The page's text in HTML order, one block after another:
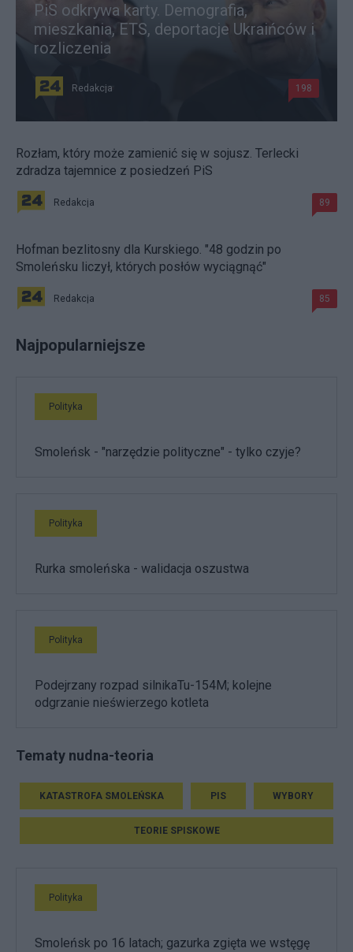
PiS odkrywa karty. Demografia,
mieszkania, ETS, deportacje Ukraińców i
rozliczenia
Redakcja 198
Rozłam, który może zamienić się w sojusz. Terlecki
zdradza tajemnice z posiedzeń PiS
Redakcja 89
Hofman bezlitosny dla Kurskiego. "48 godzin po
Smoleńsku liczył, których posłów wyciągnąć"
Redakcja 85
Najpopularniejsze
Polityka
Smoleńsk - "narzędzie polityczne" - tylko czyje?
Polityka
Rurka smoleńska - walidacja oszustwa
Polityka
Podejrzany rozpad silnikaTu-154M; kolejne
odgrzanie nieświerzego kotleta
Tematy nudna-teoria
KATASTROFA SMOLEŃSKA PIS WYBORY
TEORIE SPISKOWE
Polityka
Smoleńsk po 16 latach; gazurka zgięta we wstęgę